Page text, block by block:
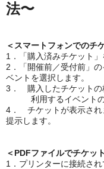
法〜
＜スマートフォンでのチ
1．「購入済みチケット
2．「開催前／受付前」
ベントを選択します。
3． 購入したチケットの
利用するイベントの［
4． チケットが表示され
提示します。
＜PDFファイルでチケッ
1．プリンターに接続さ